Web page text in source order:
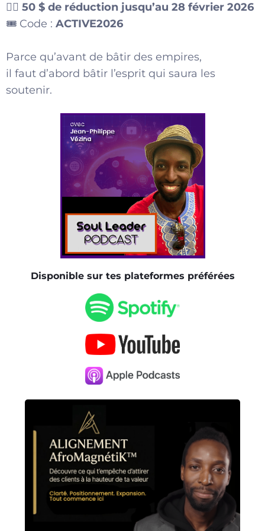
👉🏾 50 $ de réduction jusqu’au 28 février 2026
🎟️ Code : ACTIVE2026
Parce qu’avant de bâtir des empires,
il faut d’abord bâtir l’esprit qui saura les
soutenir.
Disponible sur tes plateformes préférées